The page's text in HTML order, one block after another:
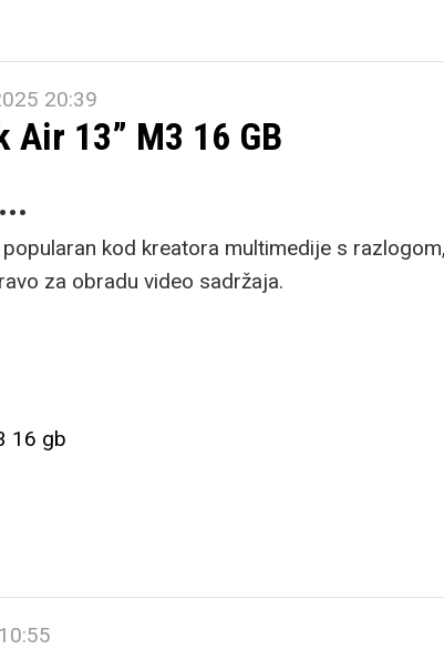
20:39
Air 13” M3 16 GB
kod kreatora multimedije s
za obradu video sadržaja.
16 gb